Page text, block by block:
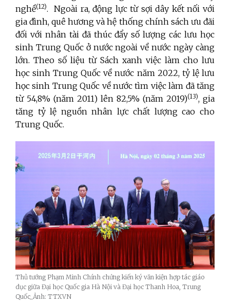
nghề(12). Ngoài ra, động lực từ sợi dây kết nối với
gia đình, quê hương và hệ thống chính sách ưu đãi
đối với nhân tài đã thúc đẩy số lượng các lưu học
sinh Trung Quốc ở nước ngoài về nước ngày càng
lớn. Theo số liệu từ Sách xanh việc làm cho lưu
học sinh Trung Quốc về nước năm 2022, tỷ lệ lưu
học sinh Trung Quốc về nước tìm việc làm đã tăng
từ 54,8% (năm 2011) lên 82,5% (năm 2019)(13), gia
tăng tỷ lệ nguồn nhân lực chất lượng cao cho
Trung Quốc.
Thủ tướng Phạm Minh Chính chứng kiến ký văn kiện hợp tác giáo
dục giữa Đại học Quốc gia Hà Nội và Đại học Thanh Hoa, Trung
Quốc_Ảnh: TTXVN